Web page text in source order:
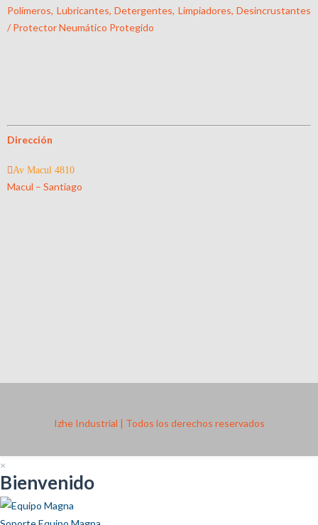
Polímeros, Lubricantes, Detergentes, Limpiadores, Desincrustantes
/ Protector Neumático Protegido
Dirección
Av Macul 4810
Macul – Santiago
Izhe Industrial | Todos los derechos reservados
×
Bienvenido